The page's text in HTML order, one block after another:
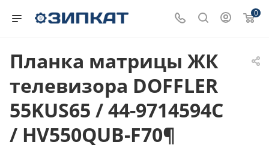
0
Планка матрицы ЖК
телевизора DOFFLER
55KUS65 / 44-9714594С
/ HV550QUB-F70¶